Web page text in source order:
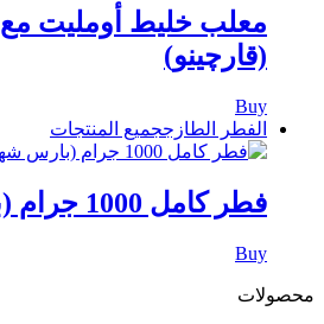
(قارچينو)
Buy
الفطر الطازججميع المنتجات
فطر كامل 1000 جرام (بارس شهريار)
Buy
محصولات